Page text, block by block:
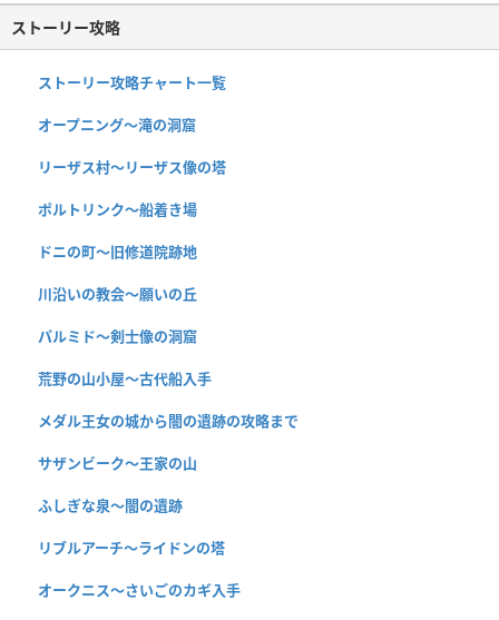
ストーリー攻略
ストーリー攻略チャート一覧
オープニング〜滝の洞窟
リーザス村〜リーザス像の塔
ポルトリンク〜船着き場
ドニの町〜旧修道院跡地
川沿いの教会〜願いの丘
パルミド〜剣士像の洞窟
荒野の山小屋〜古代船入手
メダル王女の城から闇の遺跡の攻略まで
サザンビーク〜王家の山
ふしぎな泉〜闇の遺跡
リブルアーチ〜ライドンの塔
オークニス〜さいごのカギ入手